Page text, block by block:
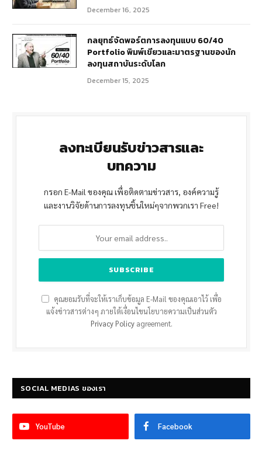
December 16, 2025
กลยุทธ์จัดพอร์ตการลงทุนแบบ 60/40
Portfolio พิมพ์เขียวและมาตรฐานของนัก
ลงทุนสถาบันระดับโลก
December 15, 2025
ลงทะเบียนรับข่าวสารและ
บทความ
กรอก E-Mail ของคุณ เพื่อติดตามข่าวสาร, องค์ความรู้
และงานวิจัยด้านการลงทุนชิ้นใหม่ๆจากพวกเรา Free!
คุณยอมรับที่จะให้เราเก็บข้อมูล E-Mail ของคุณเอาไว้ เพื่อ
แจ้งข่าวสารต่างๆ ภายใต้เงื่อนไขนโยบายความเป็นส่วนตัว
Privacy Policyagreement.
SOCIAL MEDIAS ของเรา
YouTube Facebook